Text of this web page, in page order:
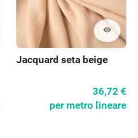
visibility
Jacquard seta beige
36,72 €
per metro lineare